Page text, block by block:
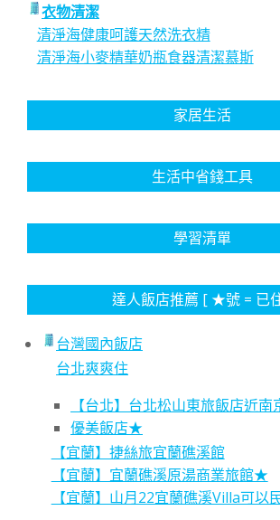
衣物清潔
清淨海健康呵護天然洗衣精
清淨海小麥精華奶瓶食器清潔慕斯
家居生活
生活中省錢工具
學習清單
達人飯店推薦 [ ★號 = 已
台灣國內飯店
台北爽爽住
【台北】台北松山東旅飯店近
優美飯店★
【宜蘭】捷絲旅宜蘭礁溪館
【宜蘭】宜蘭礁溪原湯商業旅館★
【宜蘭】山月22宜蘭礁溪Villa可以